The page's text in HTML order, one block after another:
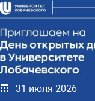
31 июля 2026